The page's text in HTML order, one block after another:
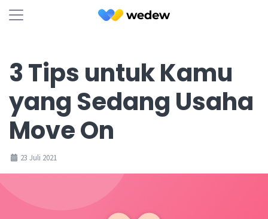
3 Tips untuk Kamu
yang Sedang Usaha
Move On
23 Juli 2021